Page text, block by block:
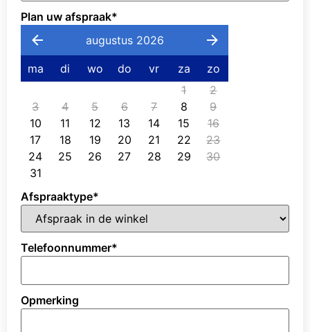
Plan uw afspraak*
augustus 2026
ma di wo do vr za
zo
1
2
3
4 5 6 7 8
9
10
11 12 13 14 15
16
17
18 19 20 21 22
23
24
25 26 27 28 29
30
31
Afspraaktype*
Telefoonnummer*
Opmerking